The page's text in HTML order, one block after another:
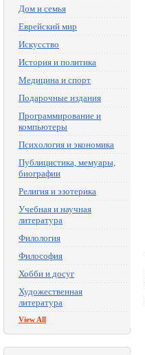
Дом и семья
Еврейский мир
Искусство
История и политика
Медицина и спорт
Подарочные издания
Программирование и
компьютеры
Психология и экономика
Публицистика, мемуары,
биографии
Религия и эзотерика
Учебная и научная
литература
Филология
Философия
Хобби и досуг
Художественная
литература
View All